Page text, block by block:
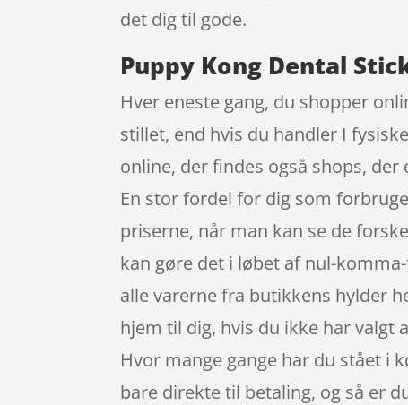
det dig til gode.
Puppy Kong Dental
Hver eneste gang, du shopper
stillet, end hvis du handler I
online, der findes også shops,
En stor fordel for dig som
priserne, når man kan se de
kan gøre det i løbet af nul-
alle varerne fra butikkens hylder
hjem til dig, hvis du ikke har valgt
Hvor mange gange har du stået i
bare direkte til betaling, og så er